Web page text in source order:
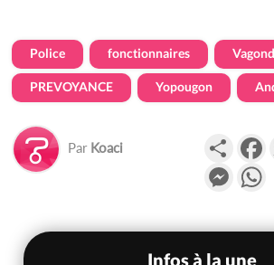
Police fonctionnaires
PREVOYANCE Yopougon
Par Koaci
Infos à la une